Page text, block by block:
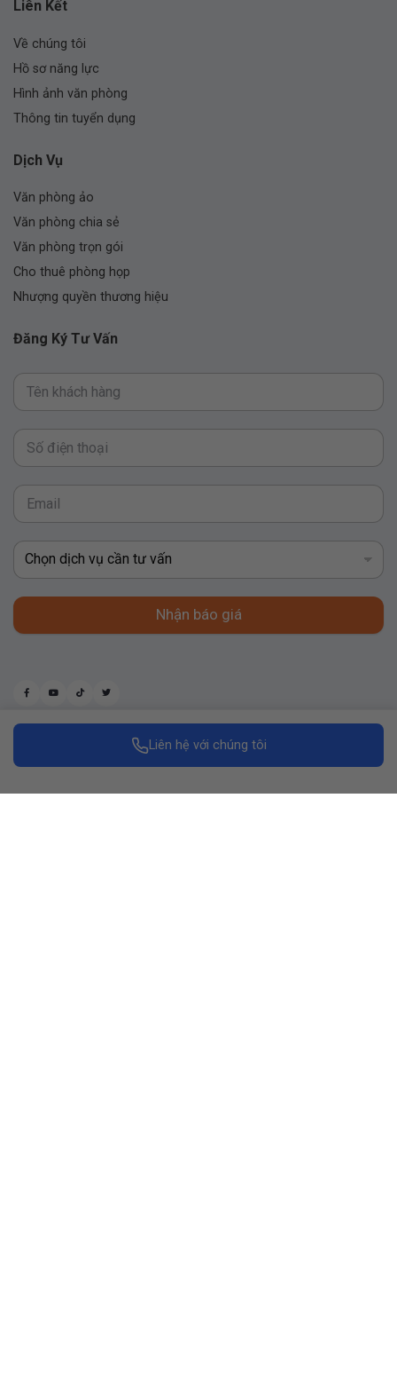
Liên Kết
Về chúng tôi
Hồ sơ năng lực
Hình ảnh văn phòng
Thông tin tuyển dụng
Dịch Vụ
Văn phòng ảo
Văn phòng chia sẻ
Văn phòng trọn gói
Cho thuê phòng họp
Nhượng quyền thương hiệu
Đăng Ký Tư Vấn
Nhận báo giá
by Replus Marketing
Liên hệ với chúng tôi